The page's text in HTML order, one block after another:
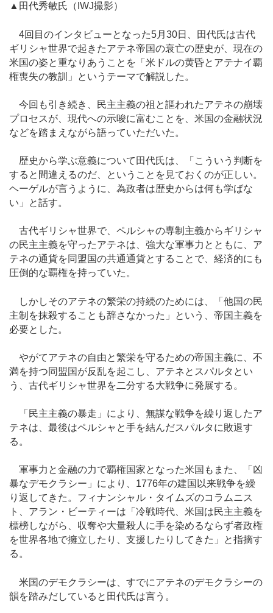
▲田代秀敏氏（IWJ撮影）
4回目のインタビューとなった5月30日、田代氏は古代
ギリシャ世界で起きたアテネ帝国の衰亡の歴史が、現在の
米国の姿と重なりあうことを「米ドルの黄昏とアテナイ覇
権喪失の教訓」というテーマで解説した。
今回も引き続き、民主主義の祖と謳われたアテネの崩壊
プロセスが、現代への示唆に富むことを、米国の金融状況
などを踏まえながら語っていただいた。
歴史から学ぶ意義について田代氏は、「こういう判断を
すると間違えるのだ、ということを見ておくのが正しい。
ヘーゲルが言うように、為政者は歴史からは何も学ばな
い」と話す。
古代ギリシャ世界で、ペルシャの専制主義からギリシャ
の民主主義を守ったアテネは、強大な軍事力とともに、ア
テネの通貨を同盟国の共通通貨とすることで、経済的にも
圧倒的な覇権を持っていた。
しかしそのアテネの繁栄の持続のためには、「他国の民
主制を抹殺することも辞さなかった」という、帝国主義を
必要とした。
やがてアテネの自由と繁栄を守るための帝国主義に、不
満を持つ同盟国が反乱を起こし、アテネとスパルタとい
う、古代ギリシャ世界を二分する大戦争に発展する。
「民主主義の暴走」により、無謀な戦争を繰り返したア
テネは、最後はペルシャと手を結んだスパルタに敗退す
る。
軍事力と金融の力で覇権国家となった米国もまた、「凶
暴なデモクラシー」により、1776年の建国以来戦争を繰
り返してきた。フィナンシャル・タイムズのコラムニス
ト、アラン・ビーティーは「冷戦時代、米国は民主主義を
標榜しながら、収奪や大量殺人に手を染めるならず者政権
を世界各地で擁立したり、支援したりしてきた」と指摘す
る。
米国のデモクラシーは、すでにアテネのデモクラシーの
韻を踏みだしていると田代氏は言う。